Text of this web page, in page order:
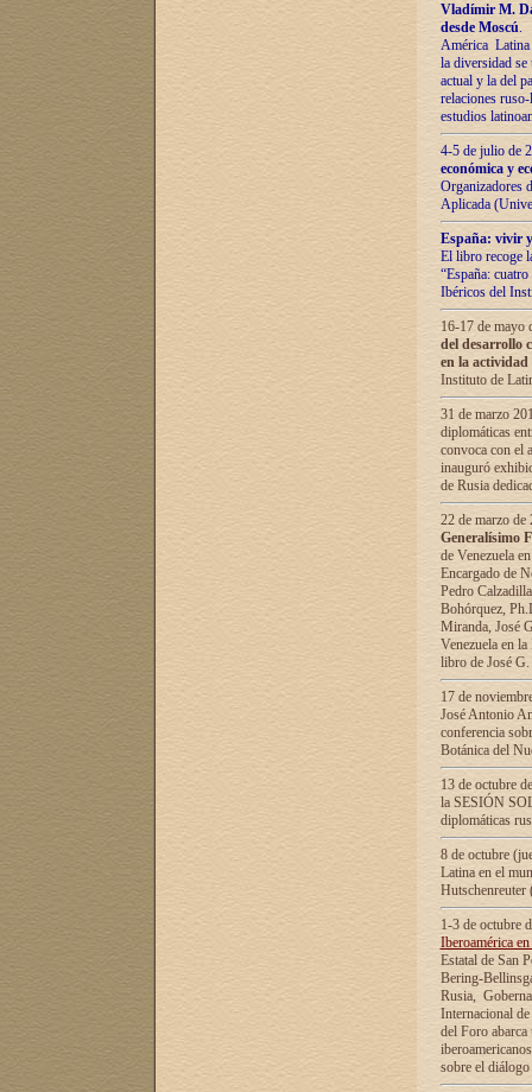
Vladímir М.
desde Moscú.
América Latina
la diversidad
actual у lа del
relaciones
estudios
4-5 de julio de
económica y
Organizadores
Aplicada
España: vivir
El libro recoge
“España:
Ibéricos del
16-17 de mayo
del desarrollo
en la
Instituto de
31 de marzo
diplomáticas
convoca con el
inauguró
de Rusia
22 de marzo
Generalísimo
de Venezuela
Encargado de
Pedro
Bohórquez,
Miranda, José
Venezuela en
libro de José
17 de
José Antonio
conferencia
Botánica del
13 de octubre
la SESIÓN
diplomáticas
8 de octubre
Latina en el
1-3 de octubre
Iberoamérica
Estatal de San
Bering-
Rusia,
Internacional
del Foro
sobre el